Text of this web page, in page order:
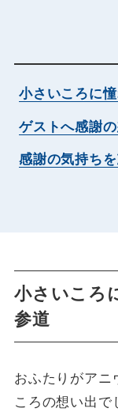
小さいころに
ゲストへ感謝
感謝の気持ち
小さいころ
参道
おふたりがアニ
ころの想い出で